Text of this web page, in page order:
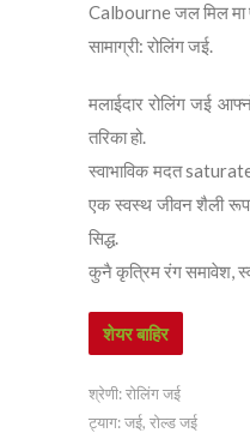
Calbourne जल मिल मा
सामाग्री: रोलिंग जई.
मलाईदार रोलिंग जई
तरिका हो.
स्वाभाविक मदत
एक स्वस्थ जीवन शैली
सिद्ध.
कुनै कृत्रिम रंग समावेश,
शेयर बाहिर
श्रेणी:रोलिंग जई
ट्याग:जई, रोल्ड जई